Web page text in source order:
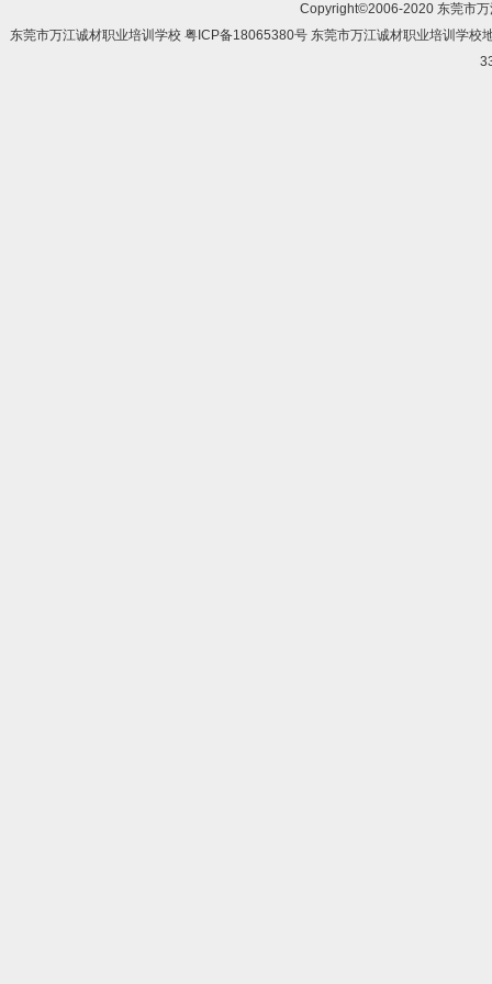
Copyright©2006-2020 东莞市
东莞市万江诚材职业培训学校 粤ICP备18065380号 东莞市万江诚材职业培训学